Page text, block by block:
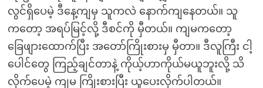
လွင်ရှိပေမဲ့ ဒီနေ့ကျမှ သူကလဲ နောက်ကျနေတယ်။ သူ
ကတော့ အရပ်မြင့်လို့ ဒီစင်ကို မှီတယ်။ ကျမကတော့
ခြေဖျားထောက်ပြီး အတော်ကြိုးစားမှ မှီတာ။ ဒီလူကြီး ငါ့
ပေါင်တွေ ကြည့်ချင်တာနဲ့ ကိုယ့်ဟာကိုယ်မယူဘူးလို့ သိ
လိုက်ပေမဲ့ ကျမ ကြိုးစားပြီး ယူပေးလိုက်ပါတယ်။